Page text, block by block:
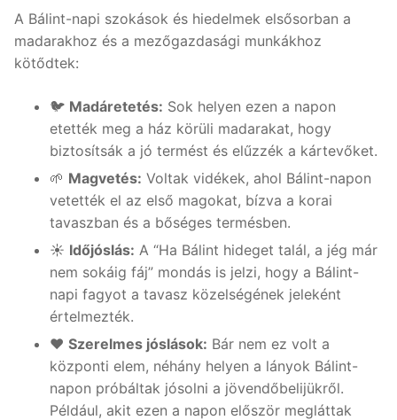
A Bálint-napi szokások és hiedelmek elsősorban a
madarakhoz és a mezőgazdasági munkákhoz
kötődtek:
🐦 Madáretetés: Sok helyen ezen a napon
etették meg a ház körüli madarakat, hogy
biztosítsák a jó termést és elűzzék a kártevőket.
🌱 Magvetés: Voltak vidékek, ahol Bálint-napon
vetették el az első magokat, bízva a korai
tavaszban és a bőséges termésben.
☀️ Időjóslás: A “Ha Bálint hideget talál, a jég már
nem sokáig fáj” mondás is jelzi, hogy a Bálint-
napi fagyot a tavasz közelségének jeleként
értelmezték.
❤️ Szerelmes jóslások: Bár nem ez volt a
központi elem, néhány helyen a lányok Bálint-
napon próbáltak jósolni a jövendőbelijükről.
Például, akit ezen a napon először megláttak